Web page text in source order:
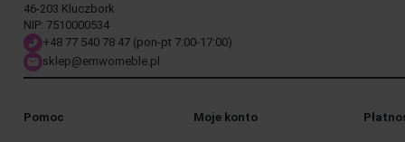
46-203 Kluczbork
NIP: 7510000534
+48 77 540 78 47 (pon-pt 7:00-17:00)
sklep@emwomeble.pl
Pomoc Moje konto